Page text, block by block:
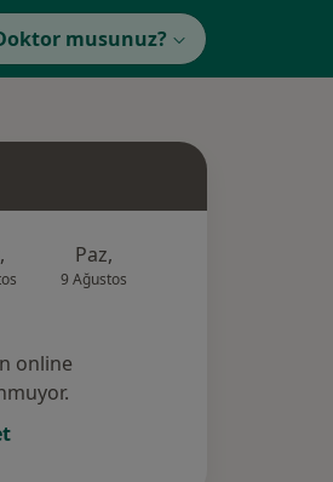
musunuz?
Paz,
9 Ağustos
online